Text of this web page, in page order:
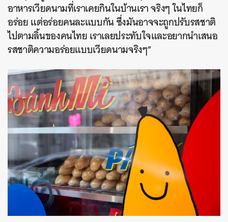
อาหารเวียดนามที่เราเคยกินในบ้านเรา จริงๆ ในไทยก็
อร่อย แต่อร่อยคนละแบบกัน ซึ่งมันอาจจะถูกปรับรสชาติ
ไปตามลิ้นของคนไทย เราเลยประทับใจและอยากนำเสนอ
รสชาติความอร่อยแบบเวียดนามจริงๆ”